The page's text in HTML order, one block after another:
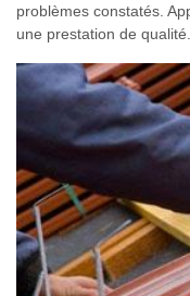
problèmes constatés.
une prestation de qualité.